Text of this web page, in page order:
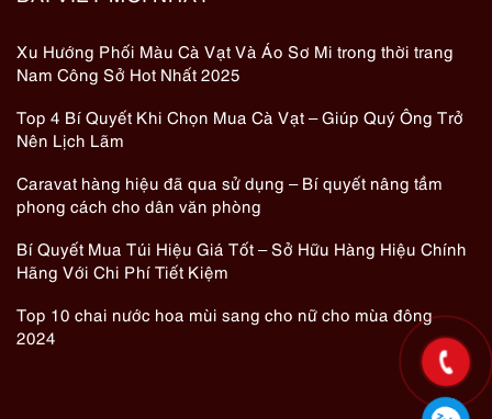
Xu Hướng Phối Màu Cà Vạt Và Áo Sơ Mi trong thời trang
Nam Công Sở Hot Nhất 2025
Top 4 Bí Quyết Khi Chọn Mua Cà Vạt – Giúp Quý Ông Trở
Nên Lịch Lãm
Caravat hàng hiệu đã qua sử dụng – Bí quyết nâng tầm
phong cách cho dân văn phòng
Bí Quyết Mua Túi Hiệu Giá Tốt – Sở Hữu Hàng Hiệu Chính
Hãng Với Chi Phí Tiết Kiệm
Top 10 chai nước hoa mùi sang cho nữ cho mùa đông
2024